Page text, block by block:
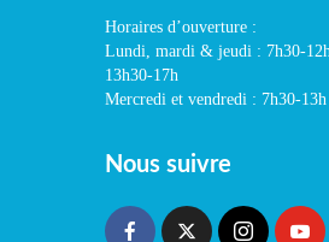
Horaires d’ouverture :
Lundi, mardi & jeudi : 7h30-
13h30-17h
Mercredi et vendredi : 7h30-13h
Nous suivre